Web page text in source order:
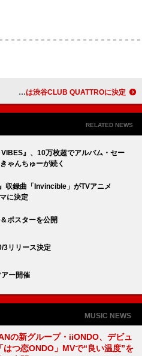
鈴木実貴子ズ、ニューALより「ががが」MVプレミア公開＆ツアーファイナルは渋谷CLUB QUATTROに決定
RELATED NEWS
VIBES』、10万枚超でアルバム・セー
ゃんちゅーが続く
収録曲「Invincible」がTVアニメ
に決定
ポスターを公開
3リリース決定
ー開催
MUSIC NEWS
の新グループ・iiONDO、デビュ
はつ恋ONDO」MVで“良い温度”を